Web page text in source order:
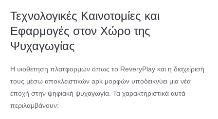
Τεχνολογικές Καινοτομίες και
Εφαρμογές στον Χώρο της
Ψυχαγωγίας
Η υιοθέτηση πλατφορμών όπως το ReveryPlay και η διαχείρισή
τους μέσω αποκλειστικών apk μορφών υποδεικνύει μια νέα
εποχή στην ψηφιακή ψυχαγωγία. Τα χαρακτηριστικά αυτά
περιλαμβάνουν: